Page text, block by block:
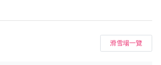
滑雪場一覽